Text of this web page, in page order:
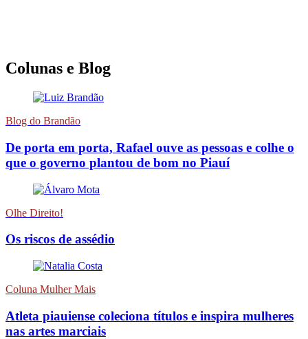
Colunas e Blog
Blog do Brandão
De porta em porta, Rafael ouve as pessoas e colhe o
que o governo plantou de bom no Piauí
Olhe Direito!
Os riscos de assédio
Coluna Mulher Mais
Atleta piauiense coleciona títulos e inspira mulheres
nas artes marciais